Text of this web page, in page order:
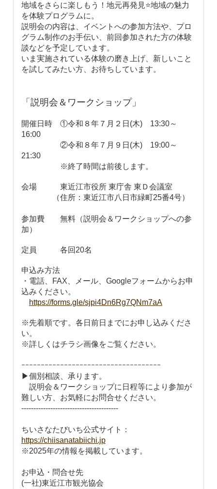
地域をさらに楽しもう！地元再発見⭐地域の魅力
を体験プログラムに。
説明会の内容は、イベントへの参加方法や、プロ
グラム制作のお手伝い、前回参加された方の体験
談などを予定しています。
いま実施されている体験の磨き上げ、新しいこと
を試してみたい方、お待ちしています。
「説明会＆ワークショップ」
開催日時 ①令和８年７月２日(木) 13:30～
16:00
②令和８年７月９日(木) 19:00～
21:30
※終了時間は前後します。
会場 東近江市役所 東庁舎 東Ｄ会議室
（住所：東近江市八日市緑町25番4号）
参加費 無料（説明会＆ワークショップへの参
加）
定員 各回20名
申込み方法
・電話、FAX、メール、Googleフォームからお申
込みください。
https://forms.gle/sjpi4Dn6Rg7QNm7aA
※先着順です。各日前日までにお申し込みくださ
い。
※詳しくはチラシ画像をご覧ください。
ｰｰｰｰｰｰｰｰｰｰｰｰｰｰｰｰｰｰｰｰｰｰｰｰｰｰｰｰｰｰｰｰｰｰｰｰ
▶個別相談、承ります。
説明会＆ワークショップに日程等により参加が
難しい方、お気軽にお問合せください。
----------------------------------------
ちいさなたびいち公式サイト：
https://chiisanatabiichi.jp
※2025年の情報を掲載しています。
お申込・問合せ先
(一社)東近江市観光協会